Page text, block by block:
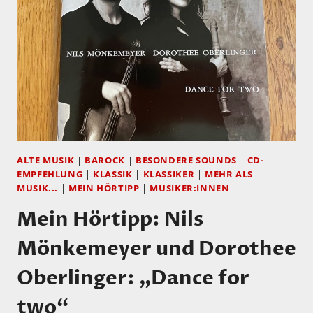
ALTE MUSIK | BAROCK | BESONDERE SOUNDS | CD-
EMPFEHLUNG | KLASSIK | KLASSIKER | MEHR ALS
MUSIK... | MEIN HÖRTIPP | MUSIKER:INNEN
Mein Hörtipp: Nils
Mönkemeyer und Dorothee
Oberlinger: „Dance for
two“